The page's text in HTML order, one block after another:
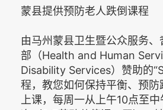
蒙县提供预防老人跌倒课程
由马州蒙县卫生暨公众服务
部（Health and Human
Disability Services）赞助的
程，教您如何保持平衡、预
上课，每周一从上午10点至